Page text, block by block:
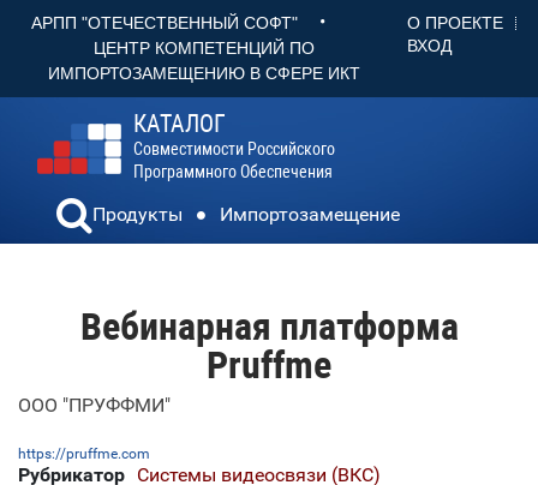
АРПП "ОТЕЧЕСТВЕННЫЙ СОФТ" •
ЦЕНТР КОМПЕТЕНЦИЙ ПО
ИМПОРТОЗАМЕЩЕНИЮ В СФЕРЕ ИКТ
О ПРОЕКТЕ
ВХОД
КАТАЛОГ
Совместимости Российского
Программного Обеспечения
Продукты Импортозамещение
Вебинарная платформа
Pruffme
ООО "ПРУФФМИ"
https://pruffme.com
Рубрикатор Системы видеосвязи (ВКС)